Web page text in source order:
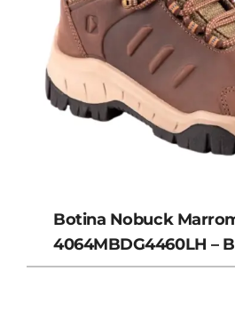
Botina Nobuck
4064MBDG4460LH –